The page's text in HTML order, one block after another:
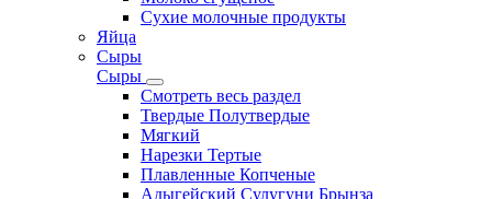
Сухие молочные продукты
Яйца
Сыры
Сыры
Смотреть весь раздел
Твердые Полутвердые
Мягкий
Нарезки Тертые
Плавленные Копченые
Адыгейский Сулугуни Брынза